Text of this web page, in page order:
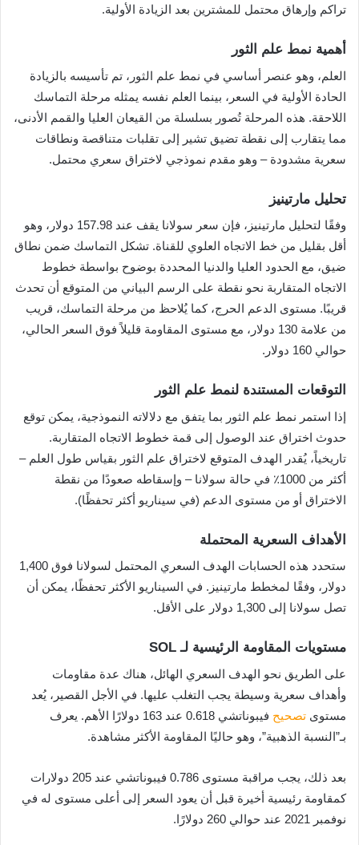
تراكم وإرهاق محتمل للمشترين بعد الزيادة الأولية.
أهمية نمط علم الثور
العلم، وهو عنصر أساسي في نمط علم الثور، تم تأسيسه بالزيادة
الحادة الأولية في السعر، بينما العلم نفسه يمثله مرحلة التماسك
اللاحقة. هذه المرحلة تُصور بسلسلة من القيعان العليا والقمم الأدنى،
مما يتقارب إلى نقطة تضيق تشير إلى تقلبات متناقصة ونطاقات
سعرية مشدودة – وهو مقدم نموذجي لاختراق سعري محتمل.
تحليل مارتينيز
وفقًا لتحليل مارتينيز، فإن سعر سولانا يقف عند 157.98 دولار، وهو
أقل بقليل من خط الاتجاه العلوي للقناة. تشكل التماسك ضمن نطاق
ضيق، مع الحدود العليا والدنيا المحددة بوضوح بواسطة خطوط
الاتجاه المتقاربة نحو نقطة على الرسم البياني من المتوقع أن تحدث
قريبًا. مستوى الدعم الحرج، كما يُلاحظ من مرحلة التماسك، قريب
من علامة 130 دولار، مع مستوى المقاومة قليلاً فوق السعر الحالي،
حوالي 160 دولار.
التوقعات المستندة لنمط علم الثور
إذا استمر نمط علم الثور بما يتفق مع دلالاته النموذجية، يمكن توقع
حدوث اختراق عند الوصول إلى قمة خطوط الاتجاه المتقاربة.
تاريخياً، يُقدر الهدف المتوقع لاختراق علم الثور بقياس طول العلم –
أكثر من 1000٪ في حالة سولانا – وإسقاطه صعودًا من نقطة
الاختراق أو من مستوى الدعم (في سيناريو أكثر تحفظًا).
الأهداف السعرية المحتملة
ستحدد هذه الحسابات الهدف السعري المحتمل لسولانا فوق 1,400
دولار، وفقًا لمخطط مارتينيز. في السيناريو الأكثر تحفظًا، يمكن أن
تصل سولانا إلى 1,300 دولار على الأقل.
مستويات المقاومة الرئيسية لـ SOL
على الطريق نحو الهدف السعري الهائل، هناك عدة مقاومات
وأهداف سعرية وسيطة يجب التغلب عليها. في الأجل القصير، يُعد
مستوى تصحيح
فيبوناتشي 0.618 عند 163 دولارًا الأهم. يعرف
بـ”النسبة الذهبية”، وهو حاليًا المقاومة الأكثر مشاهدة.
بعد ذلك، يجب مراقبة مستوى 0.786 فيبوناتشي عند 205 دولارات
كمقاومة رئيسية أخيرة قبل أن يعود السعر إلى أعلى مستوى له في
نوفمبر 2021 عند حوالي 260 دولارًا.